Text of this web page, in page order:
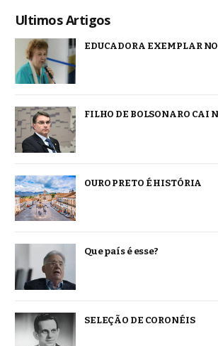
Ultimos Artigos
EDUCADORA EXEMPLAR
FILHO DE BOLSONARO CAI
OURO PRETO É HISTÓRIA
Que país é esse?
SELEÇÃO DE CORONÉIS